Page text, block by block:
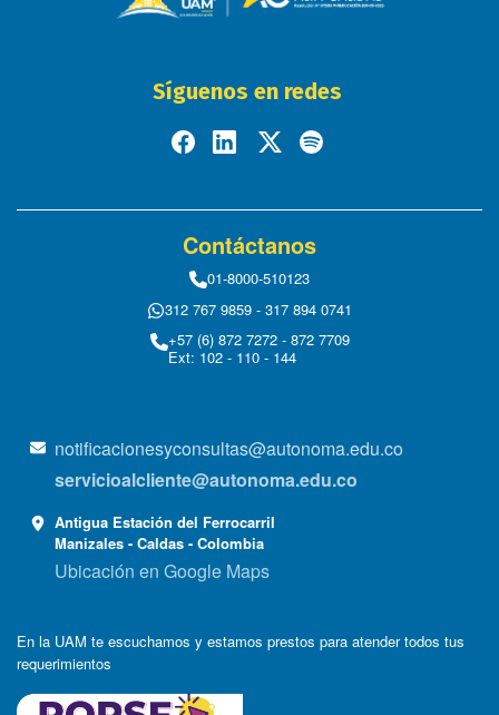
Síguenos en redes
Contáctanos
01-8000-510123
312 767 9859 - 317 894 0741
+57 (6) 872 7272 - 872 7709
Ext: 102 - 110 - 144
notificacionesyconsultas@autonoma.edu.co
servicioalcliente@autonoma.edu.co
Antigua Estación del Ferrocarril
Manizales - Caldas - Colombia
Ubicación en Google Maps
En la UAM te escuchamos y estamos prestos para atender todos tus
requerimientos